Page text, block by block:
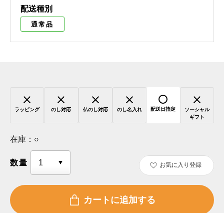
配送種別
通常品
ラッピング のし対応 仏のし対応 のし名入れ 配送日指定
ソーシャル
ギフト
在庫： ○
数量 お気に入り登録